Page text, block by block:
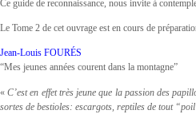
Ce guide de reconnaissance, nous invite à
Le Tome 2 de cet ouvrage est en cours de
Jean-Louis FOURÉS
“Mes jeunes années courent dans la montagne”
«C’est en effet très jeune que la passion des
sortes de bestioles: escargots, reptiles de tout